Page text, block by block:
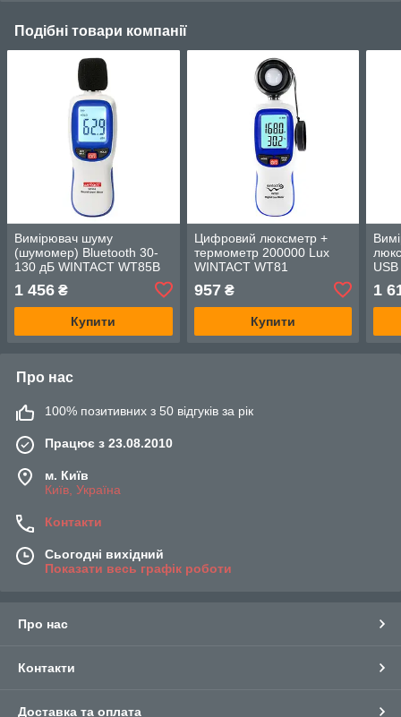
Подібні товари компанії
Вимірювач шуму
(шумомер) Bluetooth 30-
130 дБ WINTACT WT85B
1 456 ₴
Купити
Цифровий люксметр +
термометр 200000 Lux
WINTACT WT81
957₴
Купити
1
Про нас
100% позитивних з 50 відгуків за рік
Працює з 23.08.2010
м. Київ
Київ, Україна
Контакти
Сьогодні вихідний
Показати весь графік роботи
Про нас
Контакти
Доставка та оплата